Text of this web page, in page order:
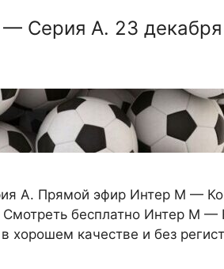
Серия А. 23
А. Прямой эфир Интер М —
бесплатно Интер М
качестве и без